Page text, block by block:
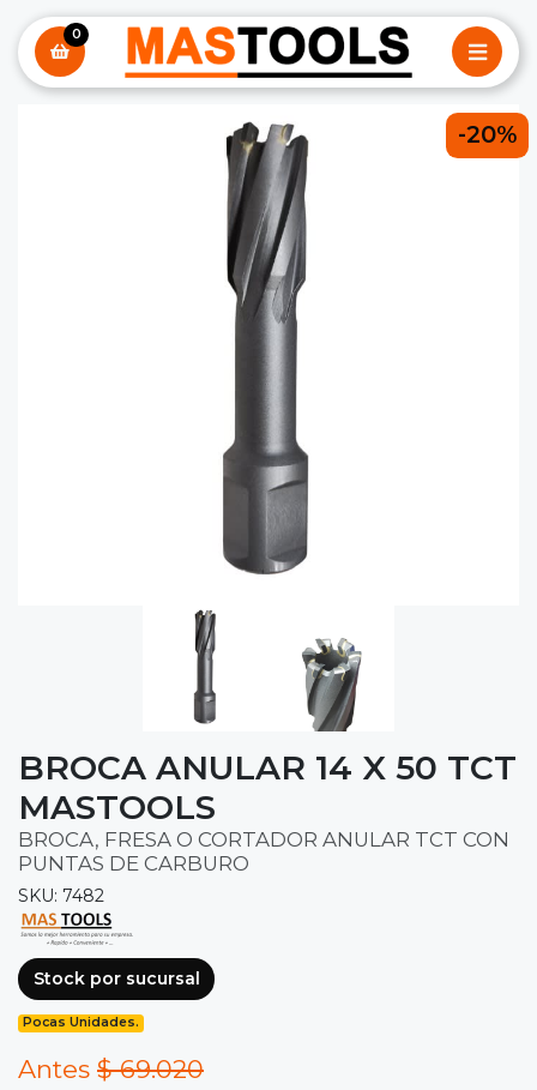
0
-20%
BROCA ANULAR 14 X 50 TCT
MASTOOLS
BROCA, FRESA O CORTADOR ANULAR TCT CON
PUNTAS DE CARBURO
SKU: 7482
Stock por sucursal
Pocas Unidades.
Antes $ 69.020